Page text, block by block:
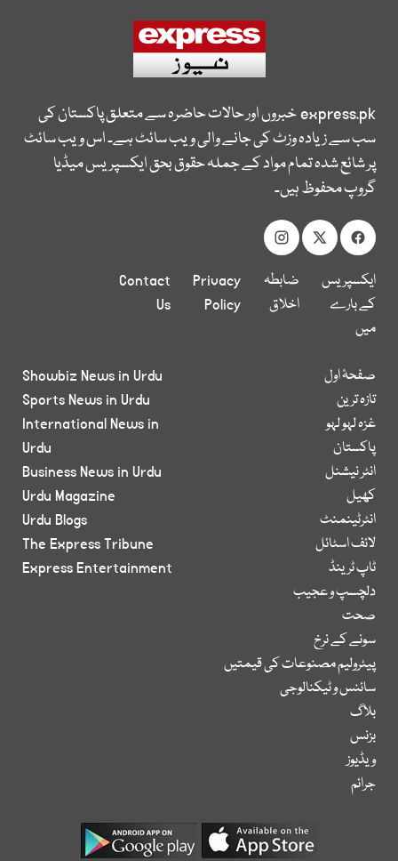
express.pkخبروں اور حالات حاضرہ سے متعلق پاکستان کی
سب سے زیادہ وزٹ کی جانے والی ویب سائٹ ہے۔ اس ویب سائٹ
پر شائع شدہ تمام مواد کے جملہ حقوق بحق ایکسپریس میڈیا
گروپ محفوظ ہیں۔
ایکسپریس
کے بارے
میں
ضابطہ
اخلاق
Privacy
Policy
Contact
Us
صفحۂ اول
تازہ ترین
غزہ لہو لہو
پاکستان
انٹر نیشنل
کھیل
انٹرٹینمنٹ
لائف اسٹائل
ٹاپ ٹرینڈ
دلچسپ و عجیب
صحت
سونے کے نرخ
پیٹرولیم مصنوعات کی قیمتیں
سائنس و ٹیکنالوجی
بلاگ
بزنس
ویڈیوز
جرائم
Showbiz News in Urdu
Sports News in Urdu
International News in
Urdu
Business News in Urdu
Urdu Magazine
Urdu Blogs
The Express Tribune
Express Entertainment